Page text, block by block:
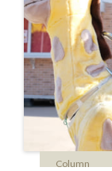
Column